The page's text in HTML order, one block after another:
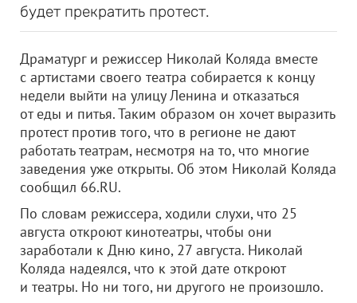
будет прекратить протест.
Драматург и режиссер Николай Коляда вместе
с артистами своего театра собирается к концу
недели выйти на улицу Ленина и отказаться
от еды и питья. Таким образом он хочет выразить
протест против того, что в регионе не дают
работать театрам, несмотря на то, что многие
заведения уже открыты. Об этом Николай Коляда
сообщил 66.RU.
По словам режиссера, ходили слухи, что 25
августа откроют кинотеатры, чтобы они
заработали к Дню кино, 27 августа. Николай
Коляда надеялся, что к этой дате откроют
и театры. Но ни того, ни другого не произошло.